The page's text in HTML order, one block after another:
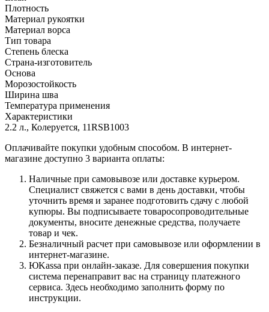
Плотность
Материал рукоятки
Материал ворса
Тип товара
Степень блеска
Страна-изготовитель
Основа
Морозостойкость
Ширина шва
Температура применения
Характеристики
2.2 л., Колеруется, 11RSB1003
Оплачивайте покупки удобным способом. В интернет-
магазине доступно 3 варианта оплаты:
Наличные при самовывозе или доставке курьером.
Специалист свяжется с вами в день доставки, чтобы
уточнить время и заранее подготовить сдачу с любой
купюры. Вы подписываете товаросопроводительные
документы, вносите денежные средства, получаете
товар и чек.
Безналичный расчет при самовывозе или оформлении в
интернет-магазине.
ЮKassa при онлайн-заказе. Для совершения покупки
система перенаправит вас на страницу платежного
сервиса. Здесь необходимо заполнить форму по
инструкции.